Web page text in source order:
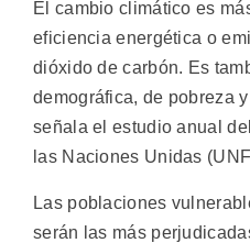
El cambio climático es
eficiencia energética o
dióxido de carbón. Es
demográfica, de pobreza
señala el estudio anual
las Naciones Unidas
Las poblaciones
serán las más